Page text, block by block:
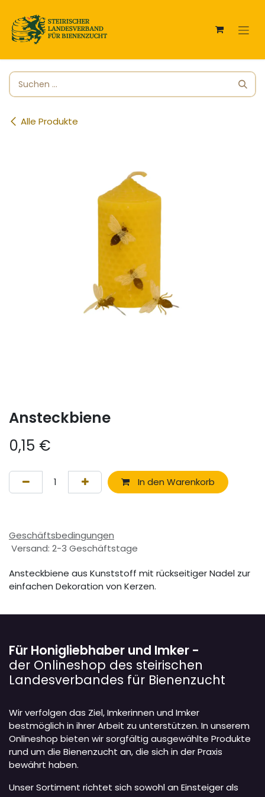
Alle Produkte
Ansteckbiene
0,15 €
In den Warenkorb
Geschäftsbedingungen
Versand: 2-3 Geschäftstage
Ansteckbiene aus Kunststoff mit rückseitiger Nadel zur
einfachen Dekoration von Kerzen.
Für Honigliebhaber und Imker -
der Onlineshop des steirischen
Landesverbandes für Bienenzucht
Wir verfolgen das Ziel, Imkerinnen und Imker
bestmöglich in ihrer Arbeit zu unterstützen. In unserem
Onlineshop bieten wir sorgfältig ausgewählte Produkte
rund um die Bienenzucht an, die sich in der Praxis
bewährt haben.
Unser Sortiment richtet sich sowohl an Einsteiger als